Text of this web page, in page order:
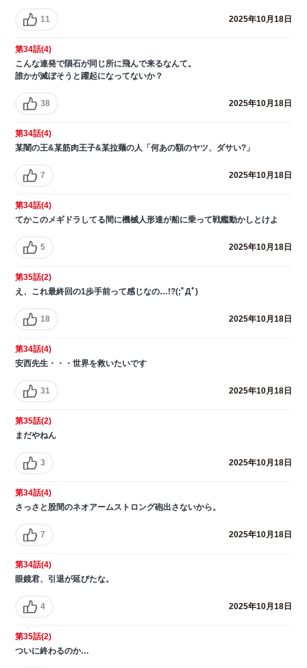
11 2025年10月18日
第34話(4)
こんな連発で隕石が同じ所に飛んで来るなんて。
誰かが滅ぼそうと躍起になってないか？
38 2025年10月18日
第34話(4)
某闇の王&某筋肉王子&某拉麺の人「何あの額のヤツ、ダサい?」
7 2025年10月18日
第34話(4)
てかこのメギドラしてる間に機械人形達が船に乗って戦艦動かしとけよ
5 2025年10月18日
第35話(2)
え、これ最終回の1歩手前って感じなの…!?(;ﾟДﾟ)
18 2025年10月18日
第34話(4)
安西先生・・・世界を救いたいです
31 2025年10月18日
第35話(2)
まだやねん
3 2025年10月18日
第34話(4)
さっさと股間のネオアームストロング砲出さないから。
7 2025年10月18日
第34話(4)
眼鏡君、引退が延びたな。
4 2025年10月18日
第35話(2)
ついに終わるのか…